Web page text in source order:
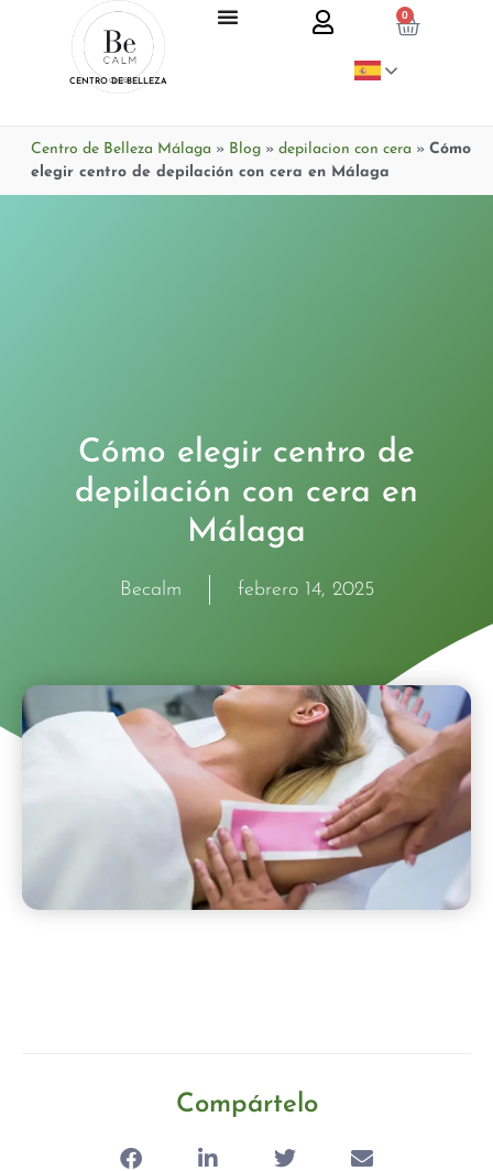
CENTRO DE BELLEZA
0
Centro de Belleza Málaga » Blog» depilacion con cera » Cómo
elegir centro de depilación con cera en Málaga
Cómo elegir centro de
depilación con cera en
Málaga
Becalm febrero 14, 2025
Compártelo